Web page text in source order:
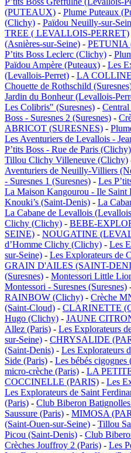
(PUTEAUX) - Plume Puteaux
(Clichy) - Païdou Neuilly-sur-
TREE ( LEVALLOIS-PERRET)
(Asnières-sur-Seine) -
P’tits Boss Leclerc (Clichy) -
Païdou Ampère (Puteaux) - Les
(Levallois-Perret) - LA
Chouette de Rothschild
Jardin du Bonheur (Levallois-
Les Colibris" (Suresnes) -
Boss - Suresnes 2 (Suresnes) -
ABRICOT (SURESNES) -
Les Aventuriers de Levallois -
P’tits Boss - Rue de Paris (Clichy)
Tillou Clichy Villeneuve (Clichy)
Aventuriers de Neuilly-Villiers
- Suresnes 1 (Suresnes) - Les
La Maison Kangourou - Ile Saint
Knouki’s (Saint-Denis) - La
La Cabane de Levallois
Clichy (Clichy) - BEBE-
SEINE) - NOUGATINE
d’Homme Clichy (Clichy) - Les
sur-Seine) - Les Explorateurs de
GRAIN D'AILES (SAINT-
(Suresnes) - Montessori Little
Montessori - Suresnes (Suresnes)
RAINBOW (Clichy) - Crèche
(Saint-Cloud) - CLARINETTE
Hugo (Clichy) - JAUNE
Allez (Paris) - Les Explorateurs
sur-Seine) - CHRYSALIDE
(Saint-Denis) - Les Explorateurs
Side (Paris) - Les bébés cigognes
micro-crèche (Paris) - LA
COCCINELLE (PARIS) - Les
Les Explorateurs de Saint
(Paris) - Club Biberon
Saussure (Paris) - MIMOSA
(Saint-Ouen-sur-Seine) - Tillou
Picou (Saint-Denis) - Club
Crèches Jouffroy 2 (Paris) - Les